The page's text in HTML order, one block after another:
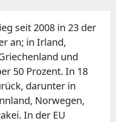
seit 2008 in 23 der
an; in Irland,
und
50 Prozent. In 18
darunter in
Norwegen,
In der EU